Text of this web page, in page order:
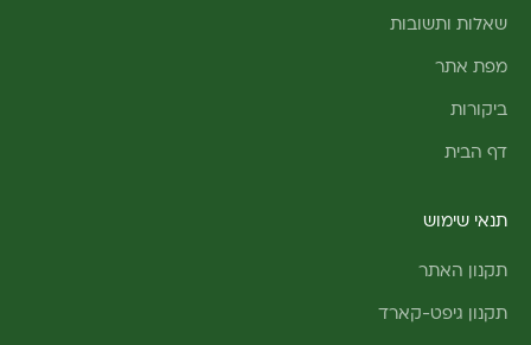
שאלות ותשובות
מפת אתר
ביקורות
דף הבית
תנאי שימוש
תקנון האתר
תקנון גיפט-קארד